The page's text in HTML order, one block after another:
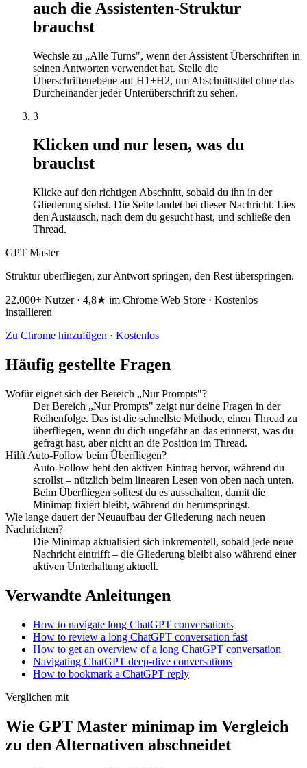
auch die Assistenten-Struktur
brauchst
Wechsle zu „Alle Turns", wenn der Assistent Überschriften in
seinen Antworten verwendet hat. Stelle die
Überschriftenebene auf H1+H2, um Abschnittstitel ohne das
Durcheinander jeder Unterüberschrift zu sehen.
3
Klicken und nur lesen, was du
brauchst
Klicke auf den richtigen Abschnitt, sobald du ihn in der
Gliederung siehst. Die Seite landet bei dieser Nachricht. Lies
den Austausch, nach dem du gesucht hast, und schließe den
Thread.
GPT Master
Struktur überfliegen, zur Antwort springen, den Rest überspringen.
22.000+ Nutzer · 4,8★ im Chrome Web Store · Kostenlos
installieren
Zu Chrome hinzufügen · Kostenlos
Häufig gestellte Fragen
Wofür eignet sich der Bereich „Nur Prompts"?
Der Bereich „Nur Prompts" zeigt nur deine Fragen in der
Reihenfolge. Das ist die schnellste Methode, einen Thread zu
überfliegen, wenn du dich ungefähr an das erinnerst, was du
gefragt hast, aber nicht an die Position im Thread.
Hilft Auto-Follow beim Überfliegen?
Auto-Follow hebt den aktiven Eintrag hervor, während du
scrollst – nützlich beim linearen Lesen von oben nach unten.
Beim Überfliegen solltest du es ausschalten, damit die
Minimap fixiert bleibt, während du herumspringst.
Wie lange dauert der Neuaufbau der Gliederung nach neuen
Nachrichten?
Die Minimap aktualisiert sich inkrementell, sobald jede neue
Nachricht eintrifft – die Gliederung bleibt also während einer
aktiven Unterhaltung aktuell.
Verwandte Anleitungen
How to navigate long ChatGPT conversations
How to review a long ChatGPT conversation fast
How to get an overview of a long ChatGPT conversation
Navigating ChatGPT deep-dive conversations
How to bookmark a ChatGPT reply
Verglichen mit
Wie GPT Master minimap im Vergleich
zu den Alternativen abschneidet